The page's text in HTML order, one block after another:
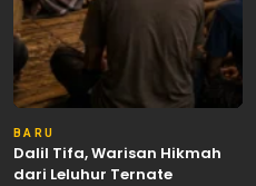
BARU
Dalil Tifa, Warisan Hikmah
dari Leluhur Ternate